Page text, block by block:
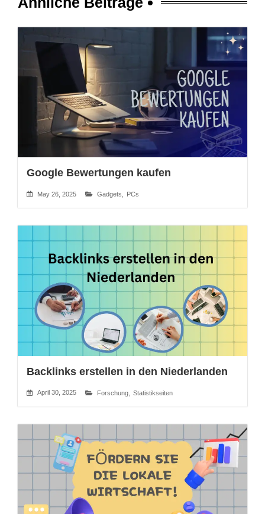
Google Bewertungen kaufen
May 26, 2025 Gadgets PCs
Backlinks erstellen in den Niederlanden
April 30, 2025 Forschung Statistikseiten